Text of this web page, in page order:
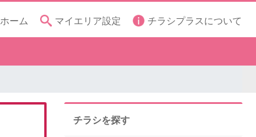
ホーム マイエリア設定 チラシプラスについて
チラシを探す